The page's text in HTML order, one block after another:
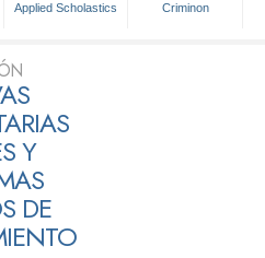
Applied Scholastics Criminon
Y
DE